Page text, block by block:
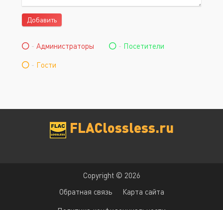
Добавить
- Администраторы - Посетители
- Гости
FLAClossless.ru
Copyright © 2026
Обратная связь
Карта сайта